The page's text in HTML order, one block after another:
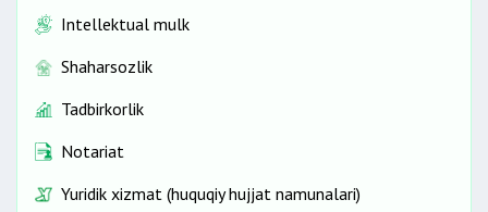
Intellektual mulk
Shaharsozlik
Tadbirkorlik
Notariat
Yuridik xizmat (huquqiy hujjat namunalari)